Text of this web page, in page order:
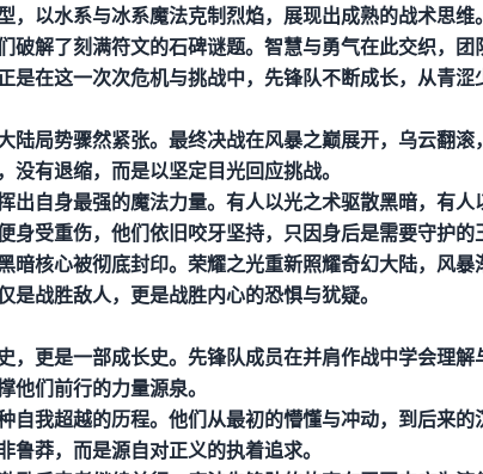
，以水系与冰系魔法克制烈焰，展现出成熟的战术思维。
破解了刻满符文的石碑谜题。智慧与勇气在此交织，
是在这一次次危机与挑战中，先锋队不断成长，从青涩
陆局势骤然紧张。最终决战在风暴之巅展开，乌云翻
没有退缩，而是以坚定目光回应挑战。
出自身最强的魔法力量。有人以光之术驱散黑暗，有
身受重伤，他们依旧咬牙坚持，只因身后是需要守护的
暗核心被彻底封印。荣耀之光重新照耀奇幻大陆，风
是战胜敌人，更是战胜内心的恐惧与犹疑。
，更是一部成长史。先锋队成员在并肩作战中学会理
他们前行的力量源泉。
自我超越的历程。他们从最初的懵懂与冲动，到后来
鲁莽，而是源自对正义的执着追求。